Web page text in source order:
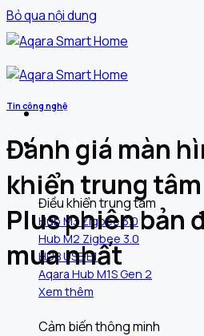
Bỏ qua nội dung
Sản phẩm
Điều khiển trung tâm
Hub M3 Zigbee 3.0
Hub M2 Zigbee 3.0
HUB USB E1
Aqara Hub M1S Gen 2
Xem thêm
Cảm biến thông minh
Tin công nghệ
Đánh giá màn
khiển trung tâm
Plus phiên bản
mua nhất